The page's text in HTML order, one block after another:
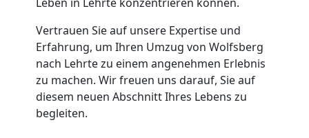
Vertrauen Sie auf unsere Expertise und
Erfahrung, um Ihren Umzug von Wolfsberg
nach Lehrte zu einem angenehmen Erlebnis
zu machen. Wir freuen uns darauf, Sie auf
diesem neuen Abschnitt Ihres Lebens zu
begleiten.
Wolfsberg
Möbeltaxi
Wolfsberg